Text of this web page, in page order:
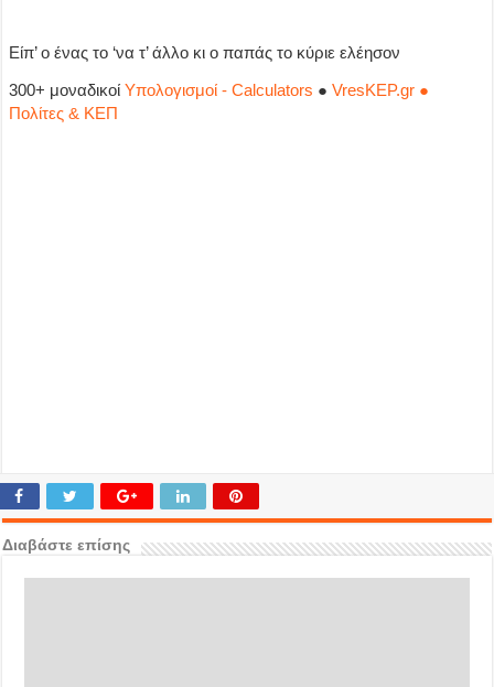
Είπ’ ο ένας το ‘να τ’ άλλο κι ο παπάς το κύριε ελέησον
300+ μοναδικοίΥπολογισμοί - Calculators ●VresKEP.gr ●
Πολίτες & ΚΕΠ
Διαβάστε επίσης